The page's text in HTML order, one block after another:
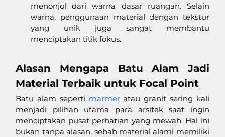
menonjol dari warna dasar ruangan. Selain
warna, penggunaan material dengan tekstur
yang unik juga sangat membantu
menciptakan titik fokus.
Alasan Mengapa Batu Alam Jadi
Material Terbaik untuk Focal Point
Batu alam seperti marmer atau granit sering kali
menjadi pilihan utama para arsitek saat ingin
menciptakan pusat perhatian yang mewah. Hal ini
bukan tanpa alasan, sebab material alami memiliki